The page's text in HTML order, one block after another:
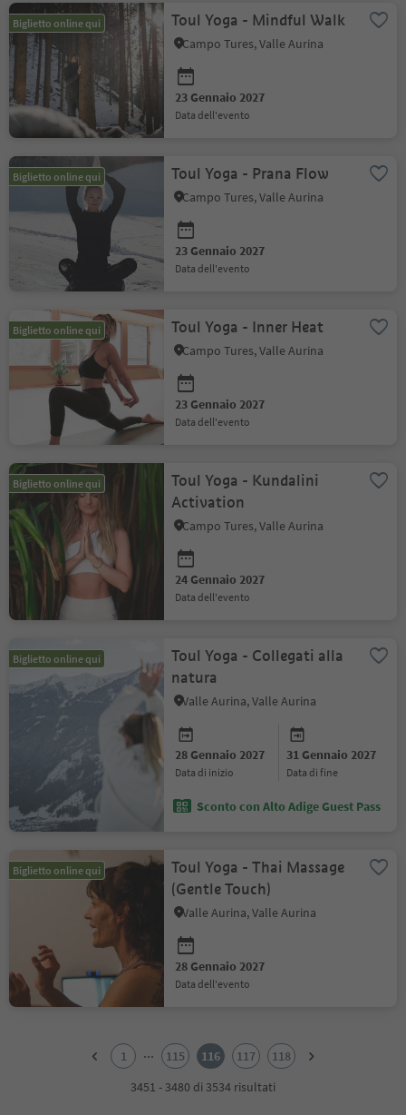
Biglietto online qui Toul Yoga - Mindful Walk
Campo Tures, Valle Aurina
23 Gennaio 2027
data dell'evento
Biglietto online qui Toul Yoga - Prana Flow
Campo Tures, Valle Aurina
23 Gennaio 2027
data dell'evento
Biglietto online qui Toul Yoga - Inner Heat
Campo Tures, Valle Aurina
23 Gennaio 2027
data dell'evento
Biglietto online qui
Toul Yoga - Kundalini
Activation
Campo Tures, Valle Aurina
24 Gennaio 2027
data dell'evento
Biglietto online qui
Toul Yoga - Collegati alla
natura
Valle Aurina, Valle Aurina
28 Gennaio 2027
data di inizio
31 Gennaio 2027
data di fine
Sconto con Alto Adige Guest Pass
Biglietto online qui
Toul Yoga - Thai Massage
(Gentle Touch)
Valle Aurina, Valle Aurina
28 Gennaio 2027
data dell'evento
1 ... 115 116 117
118
3451 - 3480 di 3534 risultati